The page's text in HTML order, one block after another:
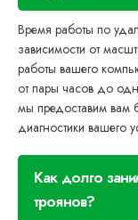
Время работы по
зависимости от
работы вашего
от пары часов до
мы предоставим вам
диагностики вашего
Как долго
троянов?